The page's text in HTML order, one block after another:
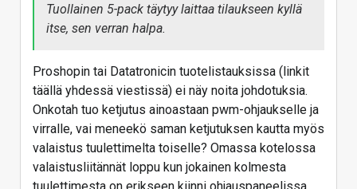
Tuollainen 5-pack täytyy laittaa tilaukseen kyllä
itse, sen verran halpa.
Proshopin tai Datatronicin tuotelistauksissa (linkit
täällä yhdessä viestissä) ei näy noita johdotuksia.
Onkotah tuo ketjutus ainoastaan pwm-ohjaukselle ja
virralle, vai meneekö saman ketjutuksen kautta myös
valaistus tuulettimelta toiselle? Omassa kotelossa
valaistusliitännät loppu kun jokainen kolmesta
tuulettimesta on erikseen kiinni ohjauspaneelissa.